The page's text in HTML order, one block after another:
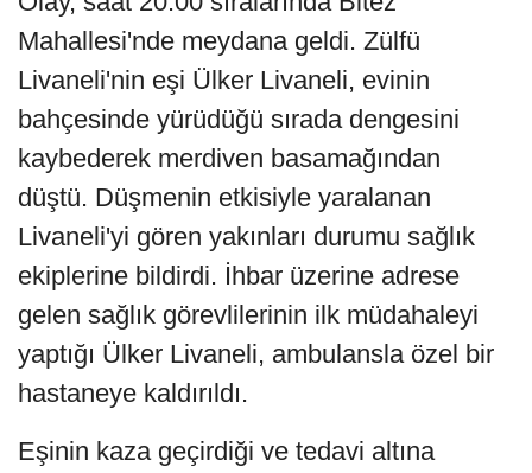
Mahallesi'nde meydana geldi. Zülfü
Livaneli'nin eşi Ülker Livaneli, evinin
bahçesinde yürüdüğü sırada dengesini
kaybederek merdiven basamağından
düştü. Düşmenin etkisiyle yaralanan
Livaneli'yi gören yakınları durumu sağlık
ekiplerine bildirdi. İhbar üzerine adrese
gelen sağlık görevlilerinin ilk müdahaleyi
yaptığı Ülker Livaneli, ambulansla özel bir
hastaneye kaldırıldı.
Eşinin kaza geçirdiği ve tedavi altına